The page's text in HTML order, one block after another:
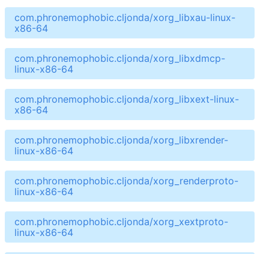
com.phronemophobic.cljonda/xorg_libxau-linux-
x86-64
com.phronemophobic.cljonda/xorg_libxdmcp-
linux-x86-64
com.phronemophobic.cljonda/xorg_libxext-linux-
x86-64
com.phronemophobic.cljonda/xorg_libxrender-
linux-x86-64
com.phronemophobic.cljonda/xorg_renderproto-
linux-x86-64
com.phronemophobic.cljonda/xorg_xextproto-
linux-x86-64